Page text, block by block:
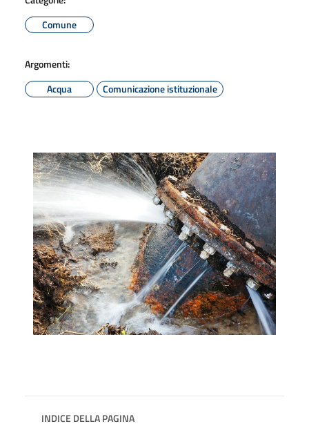
Comune
Argomenti:
Acqua
Comunicazione istituzionale
INDICE DELLA PAGINA